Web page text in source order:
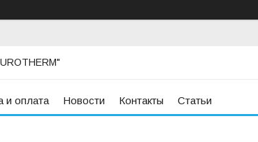
и оплата Новости Контакты Статьи